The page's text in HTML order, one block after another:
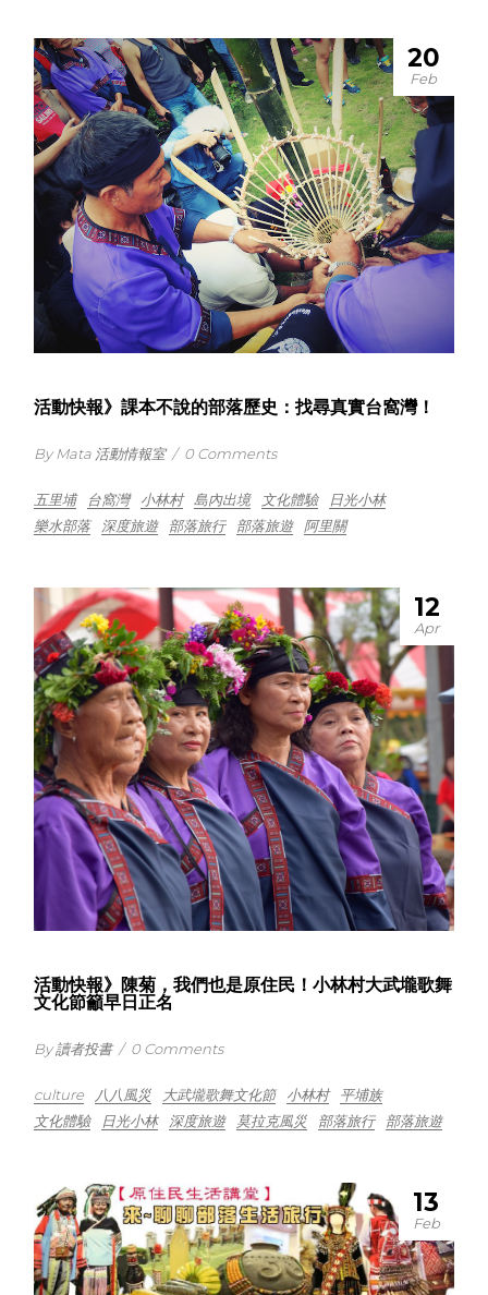
20
Feb
活動快報》課本不說的部落歷史：找尋真實台窩灣！
By Mata 活動情報室 / 0 Comments
五里埔 台窩灣 小林村 島內出境 文化體驗
日光小林
樂水部落
深度旅遊 部落旅行 部落旅遊 阿里關
12
Apr
活動快報》陳菊，我們也是原住民！小林村大武壠歌舞
文化節籲早日正名
By 讀者投書 / 0 Comments
culture 八八風災 大武壠歌舞文化節 小林村
平埔族
文化體驗
日光小林 深度旅遊 莫拉克風災 部落旅行 部落旅遊
13
Feb